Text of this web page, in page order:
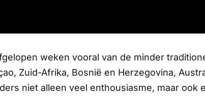
weken vooral van de minder
Zuid-Afrika, Bosnië en Herzegovina,
niet alleen veel enthousiasme, maar ook